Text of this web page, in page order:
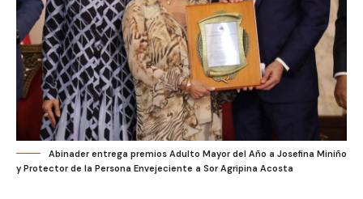
Abinader entrega premios Adulto Mayor del Año a Josefina Miniño
y Protector de la Persona Envejeciente a Sor Agripina Acosta